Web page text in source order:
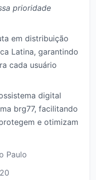
prioridade
em distribuição
Latina, garantindo
cada usuário
digital
brg77, facilitando
e otimizam
Paulo